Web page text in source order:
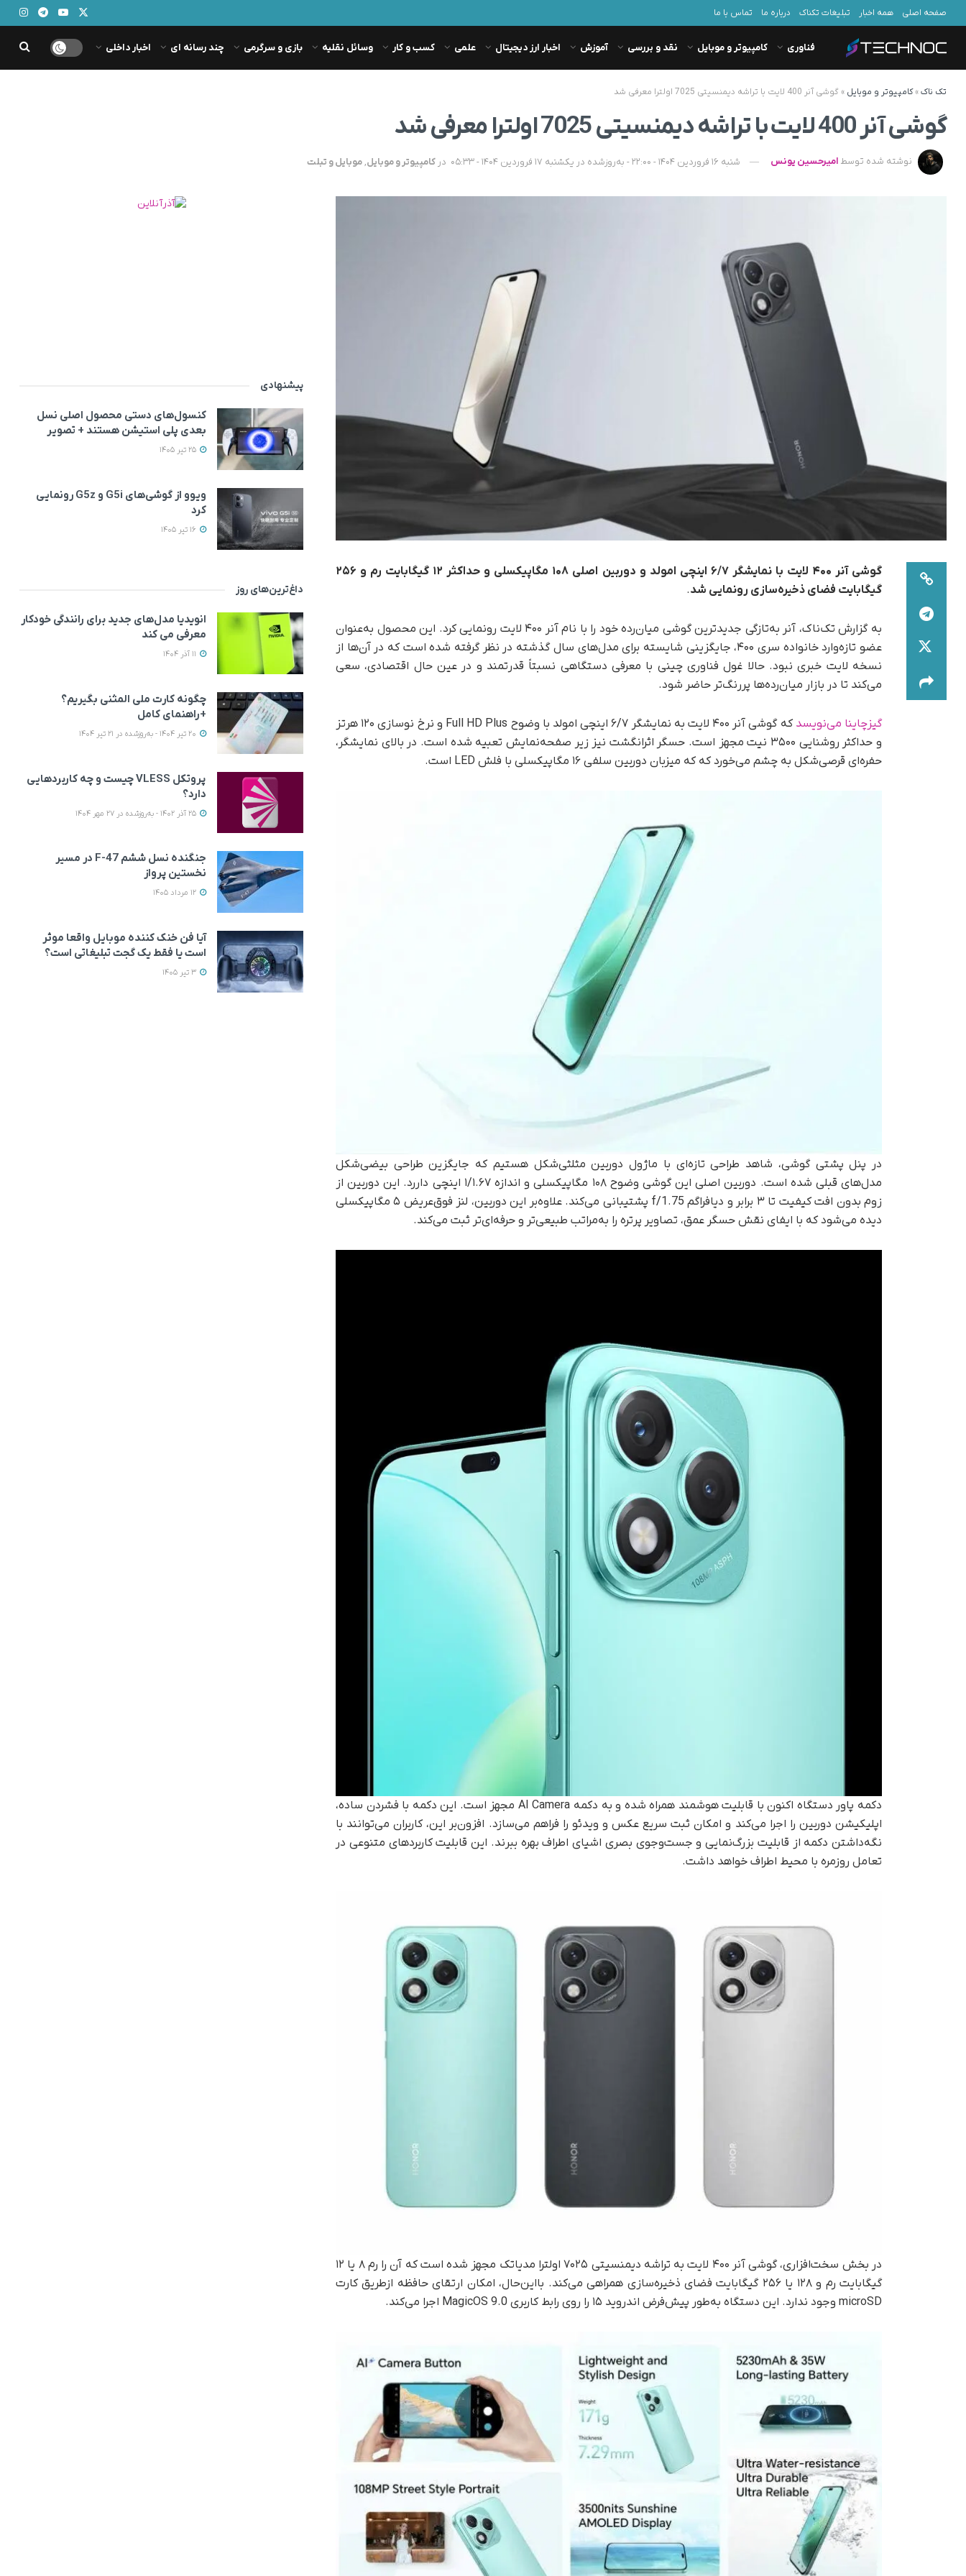
صفحه اصلی همه اخبار تبلیغات تکناک درباره ما تماس با ما
فناوری کامپیوتر و موبایل نقد و بررسی آموزش اخبار ارز دیجیتال علمی کسب و کار وسائل نقلیه بازی و سرگرمی چند رسانه ای اخبار داخلی
تک ناک»کامپیوتر و موبایل » گوشی آنر 400 لایت با تراشه دیمنسیتی 7025 اولترا معرفی شد
گوشی آنر 400 لایت با تراشه دیمنسیتی 7025 اولترا معرفی شد
نوشته شده توسط امیرحسین یونس شنبه 16 فروردین 1404 - 22:00 - به‌روزشده در یکشنبه 17 فروردین 1404 - 05:33 در کامپیوتر و موبایل,موبایل و تبلت
گوشی آنر ۴۰۰ لایت با نمایشگر ۶/۷ اینچی امولد و دوربین اصلی ۱۰۸ مگاپیکسلی و حداکثر ۱۲ گیگابایت رم و ۲۵۶
گیگابایت فضای ذخیره‌سازی رونمایی شد.
به گزارش تک‌ناک، آنر به‌تازگی جدیدترین گوشی میان‌رده خود را با نام آنر ۴۰۰ لایت رونمایی کرد. این محصول به‌عنوان
عضو تازه‌وارد خانواده سری ۴۰۰، جایگزینی شایسته برای مدل‌های سال گذشته در نظر گرفته شده است که در آن‌ها از
نسخه لایت خبری نبود. حالا غول فناوری چینی با معرفی دستگاهی نسبتاً قدرتمند و در عین حال اقتصادی، سعی
می‌کند تا در بازار میان‌رده‌ها پررنگ‌تر حاضر شود.
گیزچاینا می‌نویسد
که گوشی آنر ۴۰۰ لایت به نمایشگر ۶/۷ اینچی امولد با وضوح Full HD Plus و نرخ نوسازی ۱۲۰ هرتز
و حداکثر روشنایی ۳۵۰۰ نیت مجهز است. حسگر اثرانگشت نیز زیر صفحه‌‌نمایش تعبیه شده است. در بالای نمایشگر،
حفره‌ای قرصی‌شکل به چشم می‌خورد که که میزبان دوربین سلفی ۱۶ مگاپیکسلی با فلش LED است.
در پنل پشتی گوشی، شاهد طراحی تازه‌ای با ماژول دوربین مثلثی‌شکل هستیم که جایگزین طراحی بیضی‌شکل
مدل‌های قبلی شده است. دوربین اصلی این گوشی وضوح ۱۰۸ مگاپیکسلی و اندازه ۱/۱.۶۷ اینچی داررد. این دوربین از
زوم بدون افت کیفیت تا ۳ برابر و دیافراگم f/1.75 پشتیبانی می‌کند. علاوه‌بر این دوربین، لنز فوق‌عریض ۵ مگاپیکسلی
دیده می‌شود که با ایفای نقش حسگر عمق، تصاویر پرتره را به‌مراتب طبیعی‌تر و حرفه‌ای‌تر ثبت می‌کند.
دکمه پاور دستگاه اکنون با قابلیت هوشمند همراه شده و به دکمه AI Camera مجهز است. این دکمه با فشردن ساده،
اپلیکیشن دوربین را اجرا می‌کند و امکان ثبت سریع عکس و ویدئو را فراهم می‌سازد. افزون‌بر این، کاربران می‌توانند با
نگه‌داشتن دکمه از قابلیت بزرگ‌نمایی و جست‌وجوی بصری اشیای اطراف بهره ببرند. این قابلیت کاربردهای متنوعی در
تعامل روزمره با محیط اطراف خواهد داشت.
در بخش سخت‌افزاری، گوشی آنر ۴۰۰ لایت به تراشه دیمنسیتی ۷۰۲۵ اولترا مدیاتک مجهز شده است که آن را رم ۸ یا ۱۲
گیگابایت رم و ۱۲۸ یا ۲۵۶ گیگابایت فضای ذخیره‌سازی همراهی می‌کند. با‌این‌حال، امکان ارتقای حافظه ازطریق کارت
microSD وجود ندارد. این دستگاه‌ به‌طور پیش‌فرض اندروید ۱۵ را روی رابط کاربری MagicOS 9.0 اجرا می‌کند.
پیشنهادی
کنسول‌های دستی محصول اصلی نسل
بعدی پلی استیشن هستند + تصویر
ویوو از گوشی‌های G5i و G5z رونمایی
کرد
داغ‌ترین‌های روز
انویدیا مدل‌های جدید برای رانندگی خودکار
معرفی می کند
چگونه کارت ملی المثنی بگیریم؟
+راهنمای کامل
پروتکل VLESS چیست و چه کاربردهایی
دارد؟
جنگنده نسل ششم F-47 در مسیر
نخستین پرواز
آیا فن خنک کننده موبایل واقعا موثر
است یا فقط یک گجت تبلیغاتی است؟